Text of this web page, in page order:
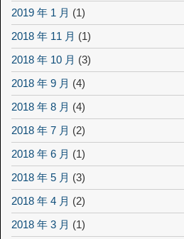
2019 年 1 月 (1)
2018 年 11 月 (1)
2018 年 10 月 (3)
2018 年 9 月 (4)
2018 年 8 月 (4)
2018 年 7 月 (2)
2018 年 6 月 (1)
2018 年 5 月 (3)
2018 年 4 月 (2)
2018 年 3 月 (1)